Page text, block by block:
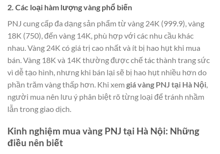
2. Các loại hàm lượng vàng phổ biến
PNJ cung cấp đa dạng sản phẩm từ vàng 24K (999.9), vàng
18K (750), đến vàng 14K, phù hợp với các nhu cầu khác
nhau. Vàng 24K có giá trị cao nhất và ít bị hao hụt khi mua
bán. Vàng 18K và 14K thường được chế tác thành trang sức
vì dễ tạo hình, nhưng khi bán lại sẽ bị hao hụt nhiều hơn do
phần trăm vàng thấp hơn. Khi xem giá vàng PNJ tại Hà Nội,
người mua nên lưu ý phân biệt rõ từng loại để tránh nhầm
lẫn trong giao dịch.
Kinh nghiệm mua vàng PNJ tại Hà Nội: Những
điều nên biết